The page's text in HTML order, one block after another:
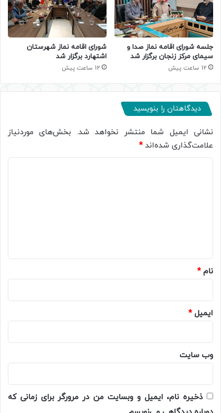
جلسه شورای اقامه نماز صدا و
سیمای مرکز زنجان برگزار شد
12 ساعت پیش
شورای اقامه نماز شهرستان
اشتهارد برگزار شد
12 ساعت پیش
دیدگاهتان را بنویسید
نشانی ایمیل شما منتشر نخواهد شد. بخش‌های موردنیاز
علامت‌گذاری شده‌اند*
نام*
ایمیل*
وب‌ سایت
ذخیره نام، ایمیل و وبسایت من در مرورگر برای زمانی که